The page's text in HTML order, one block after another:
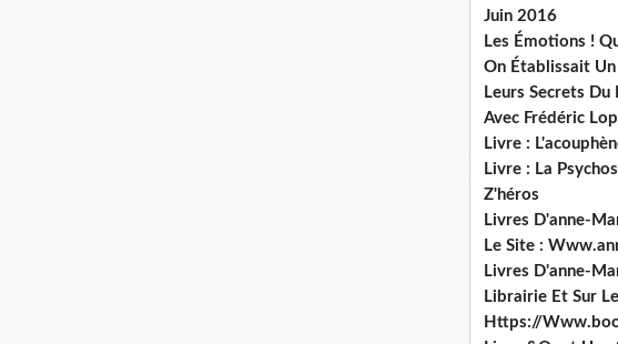
Juin 2016
Les Émotions !
On Établissait Un
Leurs Secrets Du
Avec Frédéric
Livre :
Livre : La
Z'héros
Livres D'anne-
Le Site :
Livres D'anne-
Librairie Et Sur
Https://